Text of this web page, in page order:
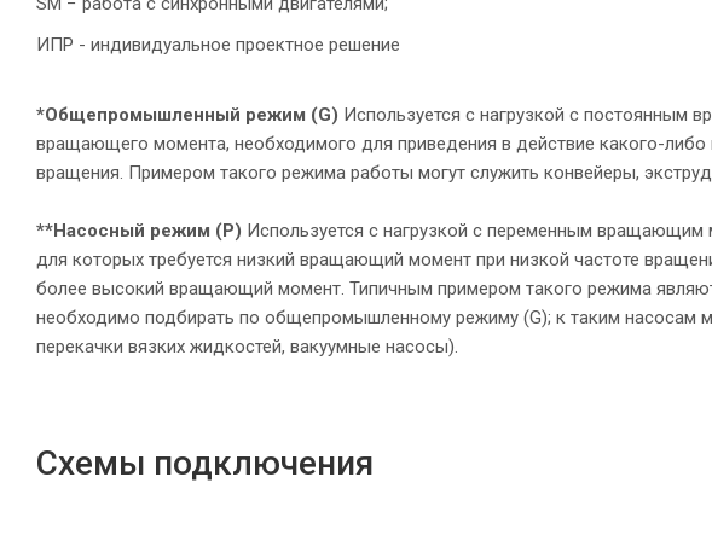
ИПР - индивидуальное проектное решение
*Общепромышленный режим (G) Используется с нагрузкой с постоянным
вращающего момента, необходимого для приведения в действие какого-либо
вращения. Примером такого режима работы могут служить конвейеры,
**Насосный режим (P) Используется с нагрузкой с переменным
для которых требуется низкий вращающий момент при низкой частоте
более высокий вращающий момент. Типичным примером такого режима
необходимо подбирать по общепромышленному режиму (G); к таким насосам
перекачки вязких жидкостей, вакуумные насосы).
Схемы подключения